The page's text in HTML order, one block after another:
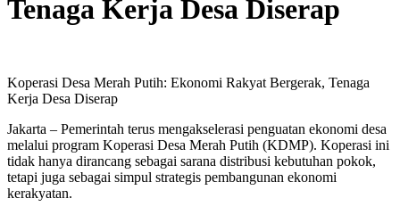
Tenaga Kerja Desa Diserap
Koperasi Desa Merah Putih: Ekonomi Rakyat Bergerak, Tenaga
Kerja Desa Diserap
Jakarta – Pemerintah terus mengakselerasi penguatan ekonomi desa
melalui program Koperasi Desa Merah Putih (KDMP). Koperasi ini
tidak hanya dirancang sebagai sarana distribusi kebutuhan pokok,
tetapi juga sebagai simpul strategis pembangunan ekonomi
kerakyatan.